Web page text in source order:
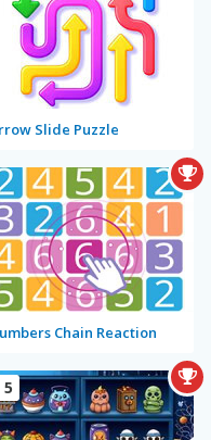
Slide Puzzle
Chain Reaction
5